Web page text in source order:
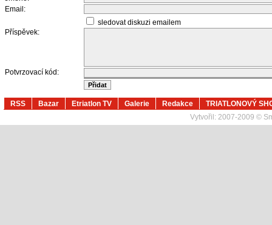
Email:
sledovat diskuzi emailem
Příspěvek:
Potvrzovací kód:
RSS Bazar Etriatlon TV Galerie Redakce
TRIATLONOVÝ
Vytvořil: 2007-2009 ©